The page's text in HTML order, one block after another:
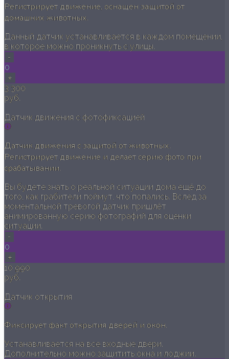
Регистрирует движение, оснащен защитой от
домашних животных.
Данный датчик устанавливается в каждом помещении,
в которое можно проникнуть с улицы.
-
0
+
3 300
руб.
Датчик движения с фотофиксацией
Датчик движения с защитой от животных.
Регистрирует движение и делает серию фото при
срабатывании.
Вы будете знать о реальной ситуации дома ещё до
того, как грабители поймут, что попались. Вслед за
моментальной тревогой датчик пришлёт
анимированную серию фотографий для оценки
ситуации.
-
0
+
10 990
руб.
Датчик открытия
Фиксирует факт открытия дверей и окон.
Устанавливается на все входные двери.
Дополнительно можно защитить окна и лоджии.